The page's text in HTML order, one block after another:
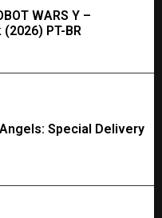
WARS Y –
PT-BR
Special Delivery